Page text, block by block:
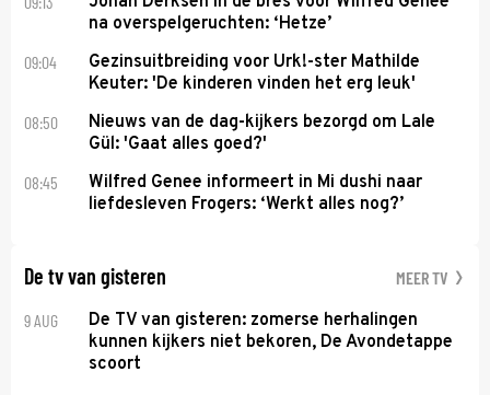
na overspelgeruchten: ‘Hetze’
09:04
Gezinsuitbreiding voor Urk!-ster Mathilde
Keuter: 'De kinderen vinden het erg leuk'
08:50
Nieuws van de dag-kijkers bezorgd om Lale
Gül: 'Gaat alles goed?'
08:45
Wilfred Genee informeert in Mi dushi naar
liefdesleven Frogers: ‘Werkt alles nog?’
De tv van gisteren MEER TV
9 AUG
De TV van gisteren: zomerse herhalingen
kunnen kijkers niet bekoren, De Avondetappe
scoort